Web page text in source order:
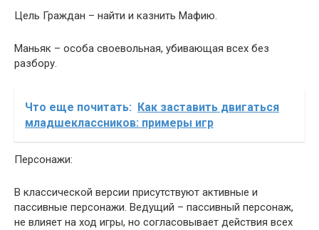
Цель Граждан – найти и казнить Мафию.
Маньяк – особа своевольная, убивающая всех без
разбору.
Что еще почитать:
Как заставить двигаться
младшеклассников: примеры игр
Персонажи:
В классической версии присутствуют активные и
пассивные персонажи. Ведущий – пассивный персонаж,
не влияет на ход игры, но согласовывает действия всех